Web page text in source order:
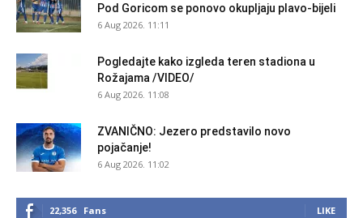
Pod Goricom se ponovo okupljaju plavo-bijeli
6 Aug 2026. 11:11
Pogledajte kako izgleda teren stadiona u
Rožajama /VIDEO/
6 Aug 2026. 11:08
ZVANIČNO: Jezero predstavilo novo
pojačanje!
6 Aug 2026. 11:02
22,356 Fans LIKE